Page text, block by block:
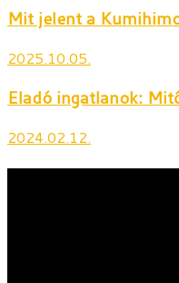
Mit jelent a
2025.10.05.
Eladó ingatlanok:
2024.02.12.